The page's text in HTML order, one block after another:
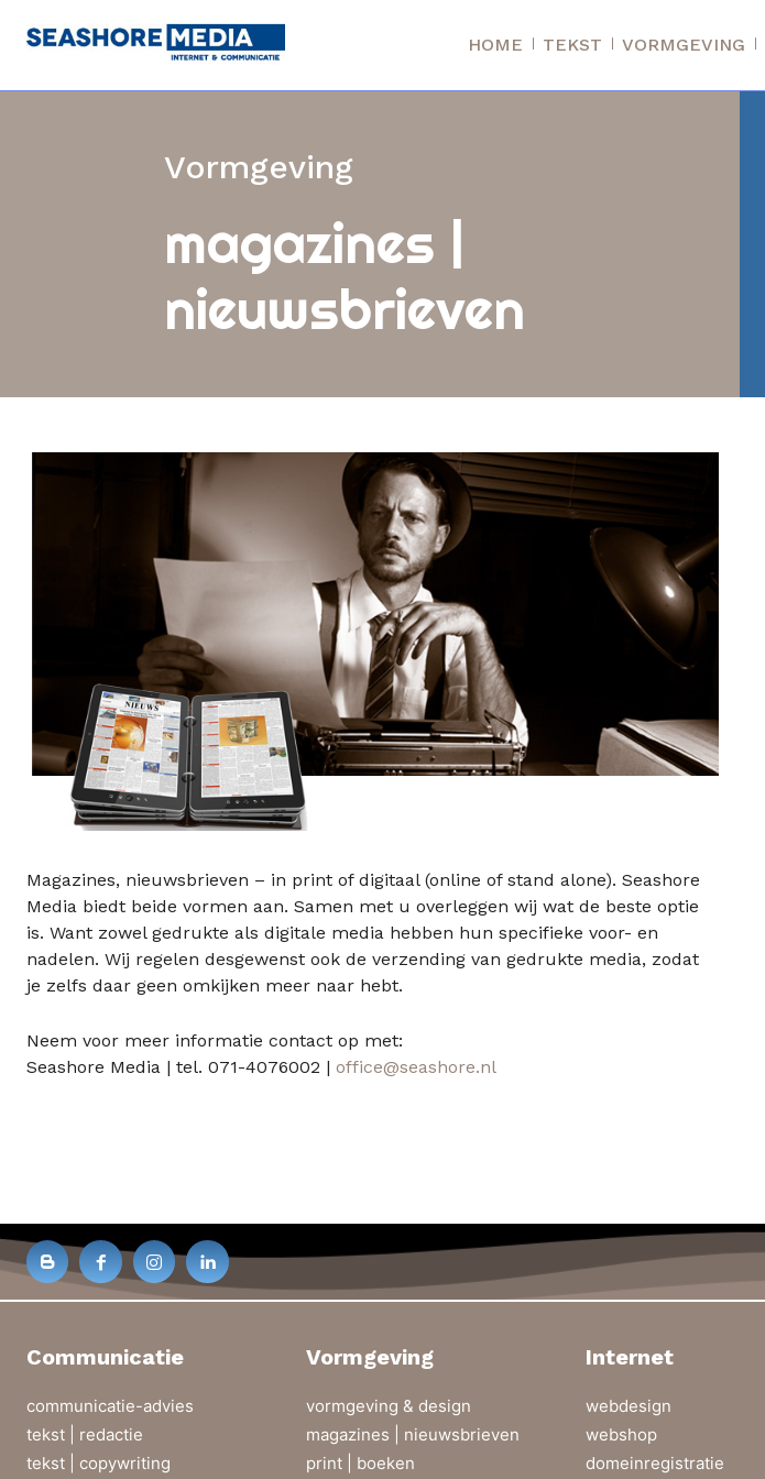
HOME TEKST VORMGEVING
Vormgeving
magazines |
nieuwsbrieven
Magazines, nieuwsbrieven – in print of digitaal (online of stand alone). Seashore
Media biedt beide vormen aan. Samen met u overleggen wij wat de beste optie
is. Want zowel gedrukte als digitale media hebben hun specifieke voor- en
nadelen. Wij regelen desgewenst ook de verzending van gedrukte media, zodat
je zelfs daar geen omkijken meer naar hebt.
Neem voor meer informatie contact op met:
Seashore Media | tel. 071-4076002 | office@seashore.nl
Communicatie
communicatie-advies
tekst | redactie
tekst | copywriting
Vormgeving
vormgeving & design
magazines | nieuwsbrieven
print | boeken
Internet
webdesign
webshop
domeinregistratie